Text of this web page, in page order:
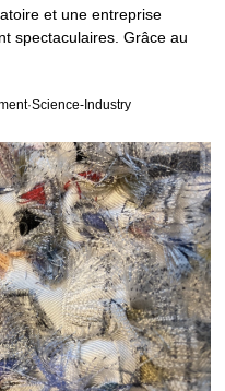
et une entreprise
spectaculaires. Grâce au
·Science-Industry